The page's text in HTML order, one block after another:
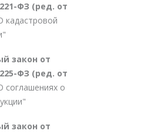
221-ФЗ (ред. от
кадастровой
закон от
ФЗ (ред. от
соглашениях о
закон от